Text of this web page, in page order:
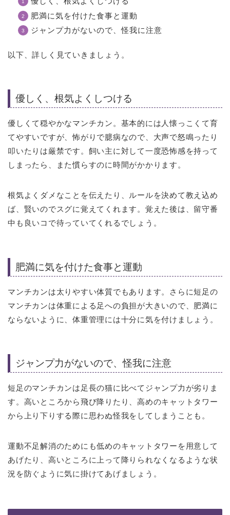
肥満に気を付けた食事と運動
ジャンプ力がないので、怪我に注意
以下、詳しく見ていきましょう。
優しく、根気よくしつける
優しくて穏やかなマンチカン。基本的には人懐っこくて育
てやすいですが、怖がりで臆病なので、大声で怒鳴ったり
叩いたりは厳禁です。飼い主に対して一度恐怖感を持って
しまったら、また慣らすのに時間がかかります。
根気よくダメなことを伝えたり、ルールを決めて教え込め
ば、賢いのでスグに覚えてくれます。覚えた後は、留守番
中も良いコで待っていてくれるでしょう。
肥満に気を付けた食事と運動
マンチカンは太りやすい体質でもあります。さらに短足の
マンチカンは体重による足への負担が大きいので、肥満に
ならないように、体重管理には十分に気を付けましょう。
ジャンプ力がないので、怪我に注意
短足のマンチカンは足長の猫に比べてジャンプ力が劣りま
す。高いところから飛び降りたり、高めのキャットタワー
から上り下りする際に思わぬ怪我をしてしまうことも。
運動不足解消のためにも低めのキャットタワーを用意して
あげたり、高いところに上って降りられなくなるような状
況を防ぐように気に掛けてあげましょう。